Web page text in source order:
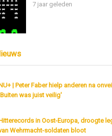
7 jaar geleden
| Peter Faber hielp anderen na
was juist veilig'
in Oost-Europa, droogte
Wehrmacht-soldaten bloot